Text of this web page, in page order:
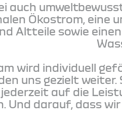
auch
Ökostrom, eine
Altteile sowie
wird individuell
uns gezielt
auf die
Und darauf, dass